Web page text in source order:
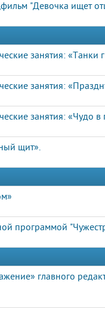
"Девочка ищет
занятия: «Танки
занятия:
занятия: «Чудо в
щит».
программой
главного